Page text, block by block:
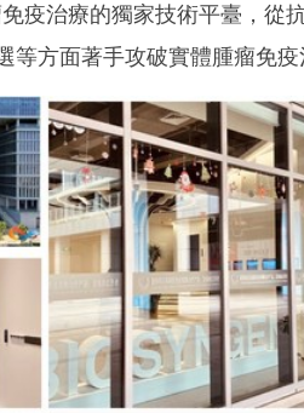
疫治療的獨家技術平臺，從
等方面著手攻破實體腫瘤免疫